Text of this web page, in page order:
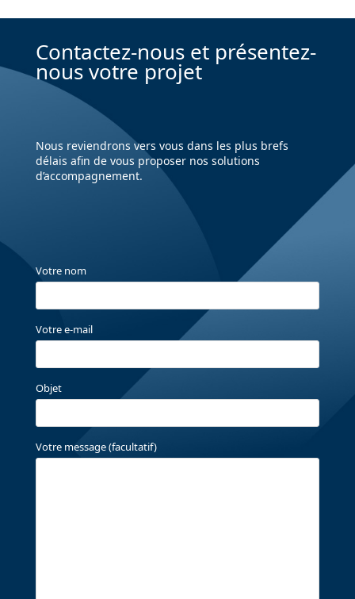
Contactez-nous et présentez-
nous votre projet
Nous reviendrons vers vous dans les plus brefs
délais afin de vous proposer nos solutions
d’accompagnement.
Votre nom
Votre e-mail
Objet
Votre message (facultatif)